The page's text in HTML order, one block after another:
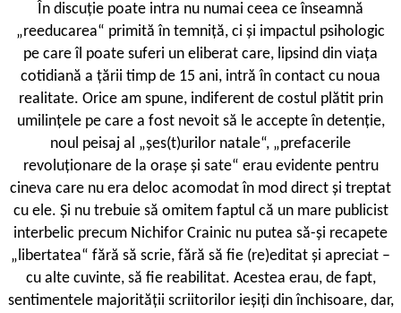
În discuție poate intra nu numai ceea ce înseamnă
„reeducarea“ primită în temniță, ci și impactul psihologic
pe care îl poate suferi un eliberat care, lipsind din viața
cotidiană a țării timp de 15 ani, intră în contact cu noua
realitate. Orice am spune, indiferent de costul plătit prin
umilințele pe care a fost nevoit să le accepte în detenție,
noul peisaj al „șes(t)urilor natale“, „prefacerile
revoluționare de la orașe și sate“ erau evidente pentru
cineva care nu era deloc acomodat în mod direct și treptat
cu ele. Și nu trebuie să omitem faptul că un mare publicist
interbelic precum Nichifor Crainic nu putea să-și recapete
„libertatea“ fără să scrie, fără să fie (re)editat și apreciat –
cu alte cuvinte, să fie reabilitat. Acestea erau, de fapt,
sentimentele majorității scriitorilor ieșiți din închisoare, dar,